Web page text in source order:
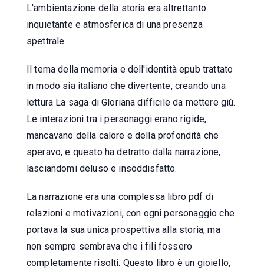
L'ambientazione della storia era altrettanto
inquietante e atmosferica di una presenza
spettrale.
Il tema della memoria e dell'identità epub trattato
in modo sia italiano che divertente, creando una
lettura La saga di Gloriana difficile da mettere giù.
Le interazioni tra i personaggi erano rigide,
mancavano della calore e della profondità che
speravo, e questo ha detratto dalla narrazione,
lasciandomi deluso e insoddisfatto.
La narrazione era una complessa libro pdf di
relazioni e motivazioni, con ogni personaggio che
portava la sua unica prospettiva alla storia, ma
non sempre sembrava che i fili fossero
completamente risolti. Questo libro è un gioiello,